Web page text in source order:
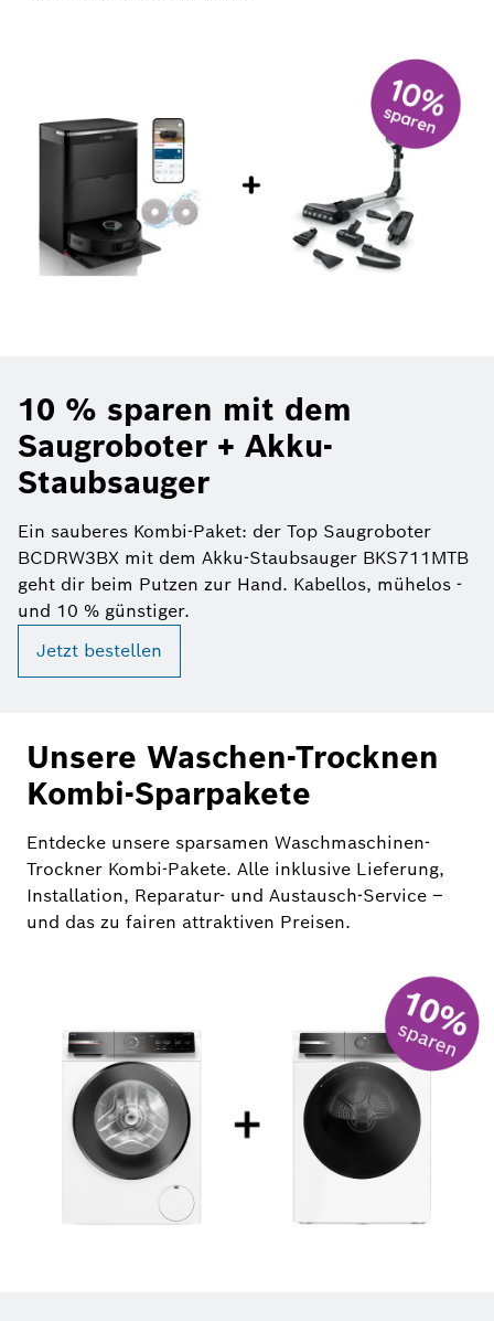
10 % sparen mit dem
Saugroboter + Akku-
Staubsauger
Ein sauberes Kombi-Paket: der Top Saugroboter
BCDRW3BX mit dem Akku-Staubsauger BKS711MTB
geht dir beim Putzen zur Hand. Kabellos, mühelos -
und 10 % günstiger.
Jetzt bestellen
Unsere Waschen-Trocknen
Kombi-Sparpakete
Entdecke unsere sparsamen Waschmaschinen-
Trockner Kombi-Pakete. Alle inklusive Lieferung,
Installation, Reparatur- und Austausch-Service –
und das zu fairen attraktiven Preisen.